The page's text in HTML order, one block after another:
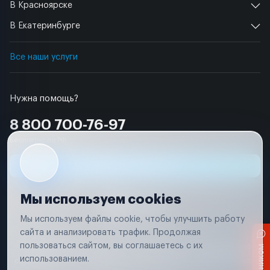
Нужна помощь?
8 800 700-76-97
В Красноярске
В Екатеринбурге
Все наши услуги
Условия использования
Вся информация, представленная на сайте, носит исключительно
соответствии с положениями статьи 437 (п. 2) Гражданского кодекса
Мы используем cookies
Мы используем файлы cookie, чтобы улучшить работу
сайта и анализировать трафик. Продолжая
пользоваться сайтом, вы соглашаетесь с их
использованием.